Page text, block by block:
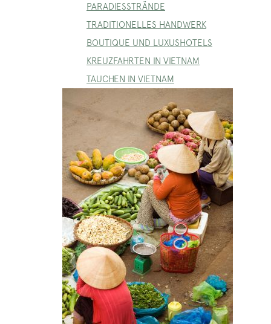
PARADIESSTRÄNDE
TRADITIONELLES HANDWERK
BOUTIQUE UND LUXUSHOTELS
KREUZFAHRTEN IN VIETNAM
TAUCHEN IN VIETNAM